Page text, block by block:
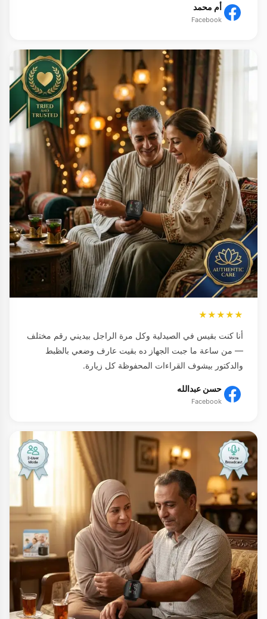
أم محمد
Facebook
★★★★★
أنا كنت بقيس في الصيدلية وكل مرة الراجل بيديني رقم مختلف
— من ساعة ما جبت الجهاز ده بقيت عارف وضعي بالظبط
والدكتور بيشوف القراءات المحفوظة كل زيارة.
حسن عبدالله
Facebook